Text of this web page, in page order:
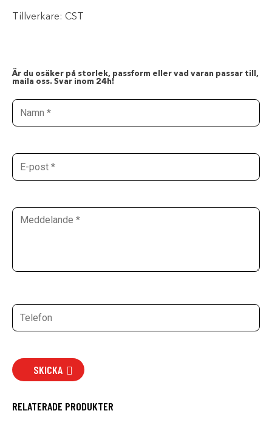
Tillverkare: CST
Är du osäker på storlek, passform eller vad varan passar till,
maila oss. Svar inom 24h!
SKICKA
RELATERADE PRODUKTER